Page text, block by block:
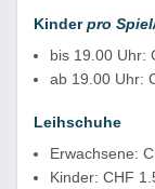
Kinderpro
bis 19.00 Uhr:
ab 19.00 Uhr:
Leihschuhe
Erwachsene:
Kinder: CHF